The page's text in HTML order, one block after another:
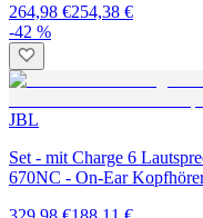
264,98 €254,38 €
-42 %
JBL
Set - mit Charge 6
670NC - On-Ear